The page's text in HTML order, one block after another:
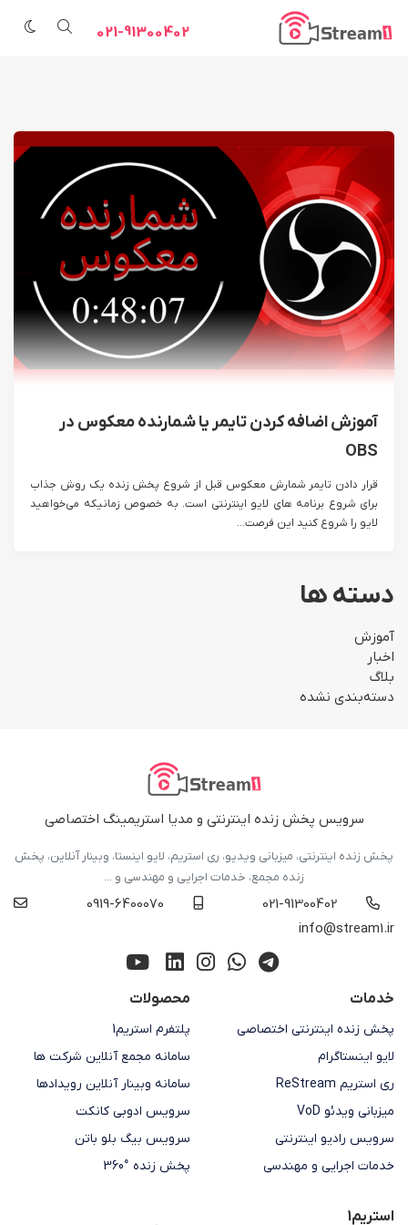
021-91300402
آموزش اضافه کردن تایمر یا شمارنده معکوس در
OBS
قرار دادن تایمر شمارش معکوس قبل از شروع پخش زنده یک روش جذاب
برای شروع برنامه های لایو اینترنتی است. به خصوص زمانیکه می‌خواهید
لایو را شروع کنید این فرصت...
دسته ها
آموزش
اخبار
بلاگ
دسته‌بندی نشده
سرویس پخش زنده اینترنتی و مدیا استریمینگ اختصاصی
پخش زنده اینترنتی، میزبانی ویدیو، ری استریم، لایو اینستا، وبینار آنلاین، پخش
زنده مجمع، خدمات اجرایی و مهندسی و ...
021-91300402
0919-6400070
info@stream1.ir
خدمات
پخش زنده اینترنتی اختصاصی
لایو اینستاگرام
ری استریم ReStream
میزبانی ویدئو VoD
سرویس رادیو اینترنتی
خدمات اجرایی و مهندسی
محصولات
پلتفرم استریم1
سامانه مجمع آنلاین شرکت ها
سامانه وبینار آنلاین رویدادها
سرویس ادوبی کانکت
سرویس بیگ بلو باتن
پخش زنده °360
استریم1